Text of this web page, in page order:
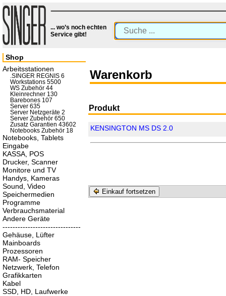
... wo’s noch echten
Service gibt!
Warenkorb
Produkt
KENSINGTON MS DS 2.0
Einkauf fortsetzen
Shop
Arbeitsstationen
.SINGER REGNIS 6
Workstations 5500
WS Zubehör 44
Kleinrechner 130
Barebones 107
Server 635
Server Netzgeräte 2
Server Zubehör 650
Zusatz Garantien 43602
Notebooks Zubehör 18
Notebooks, Tablets
Eingabe
KASSA, POS
Drucker, Scanner
Monitore und TV
Handys, Kameras
Sound, Video
Speichermedien
Programme
Verbrauchsmaterial
Andere Geräte
-------------------------------
Gehäuse, Lüfter
Mainboards
Prozessoren
RAM- Speicher
Netzwerk, Telefon
Grafikkarten
Kabel
SSD, HD, Laufwerke